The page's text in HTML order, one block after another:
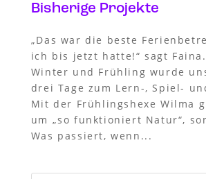
Bisherige Projekte
„Das war die beste
ich bis jetzt hatte!“ sagt
Winter und Frühling wurde
drei Tage zum Lern-, Spiel-
Mit der Frühlingshexe Wilma
um „so funktioniert Natur“,
Was passiert, wenn...